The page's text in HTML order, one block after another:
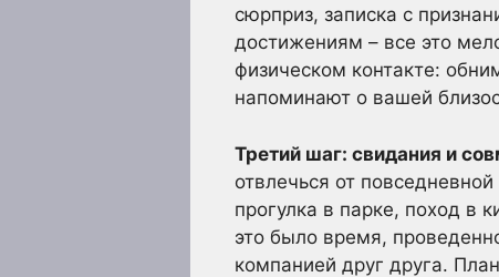
сюрприз, записка с
достижениям – все это
физическом контакте:
напоминают о вашей
Третий шаг: свидания и
отвлечься от
прогулка в парке, поход в
это было время,
компанией друг друга.